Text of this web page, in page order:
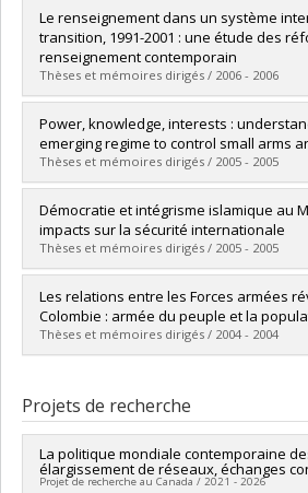
Diplômé(e) :Pouliot, Hugues
Cycle :Maîtrise
Diplôme obtenu :M. Sc.
Lien vers le document dans Papyrus
Le renseignement dans un système
transition, 1991-2001 : une étude des
renseignement contemporain
Thèses et mémoires dirigés / 2006 - 2006
Diplômé(e) :Noël, Jean-Philippe
Cycle :Maîtrise
Diplôme obtenu :M. Sc.
Lien vers le document dans Papyrus
Power, knowledge, interests :
emerging regime to control small arms
Thèses et mémoires dirigés / 2005 - 2005
Diplômé(e) :Lloyd, Carolyn Elizabeth
Cycle :Doctorat
Diplôme obtenu :Ph. D.
Lien vers le document dans Papyrus
Démocratie et intégrisme islamique au
impacts sur la sécurité internationale
Thèses et mémoires dirigés / 2005 - 2005
Diplômé(e) : Chahine, Roger
Cycle :Maîtrise
Diplôme obtenu :M. Sc.
Lien vers le document dans Papyrus
Les relations entre les Forces armées
Colombie : armée du peuple et la
Thèses et mémoires dirigés / 2004 - 2004
Cycle : Maîtrise
Diplôme obtenu :M. Sc.
Lien vers le document dans Papyrus
Projets de recherche
La politique mondiale contemporaine
élargissement de réseaux, échanges
Projet de recherche au Canada / 2021 - 2026